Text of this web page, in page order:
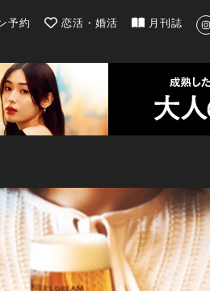
ー | 最新のグルメ、洗練されたライフ
予約 恋活・婚活 月刊誌